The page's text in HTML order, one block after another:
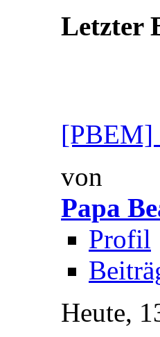
Letzter
[PBEM]
von
Papa
Profil
Heute,